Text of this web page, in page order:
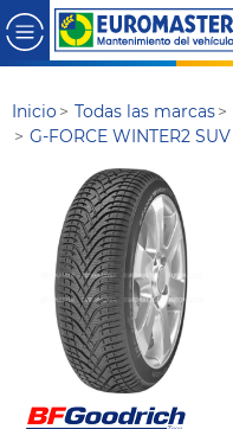
Inicio Todas las marcas
G-FORCE WINTER2 SUV